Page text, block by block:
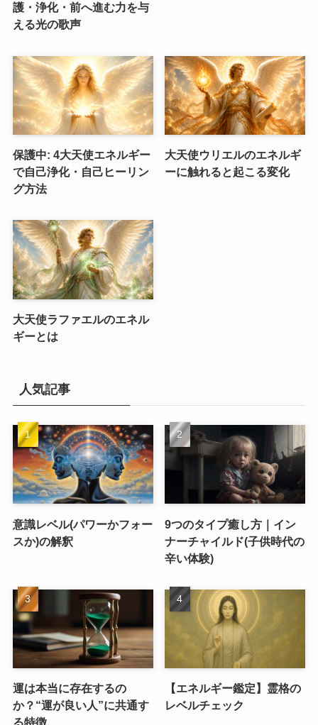
護・浄化・前へ進む力を与
える光の歌声
保護中: 4大天使エネルギー
で自己浄化・自己ヒーリン
グ方法
大天使ウリエルのエネルギ
ーに触れると起こる変化
大天使ラファエルのエネル
ギーとは
人気記事
意識レベル(パワーかフォー
スか)の解釈
9つのタイプ癒し方｜イン
ナーチャイルド(子供時代の
辛い体験)
運は本当に存在するの
か？“運が良い人”に共通す
る特徴
【エネルギー鑑定】霊格の
レベルチェック